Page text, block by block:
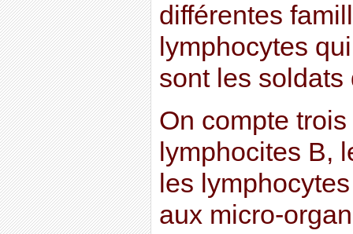
différentes
lymphocytes
sont les soldats
On compte
lymphocites B,
les
aux micro-